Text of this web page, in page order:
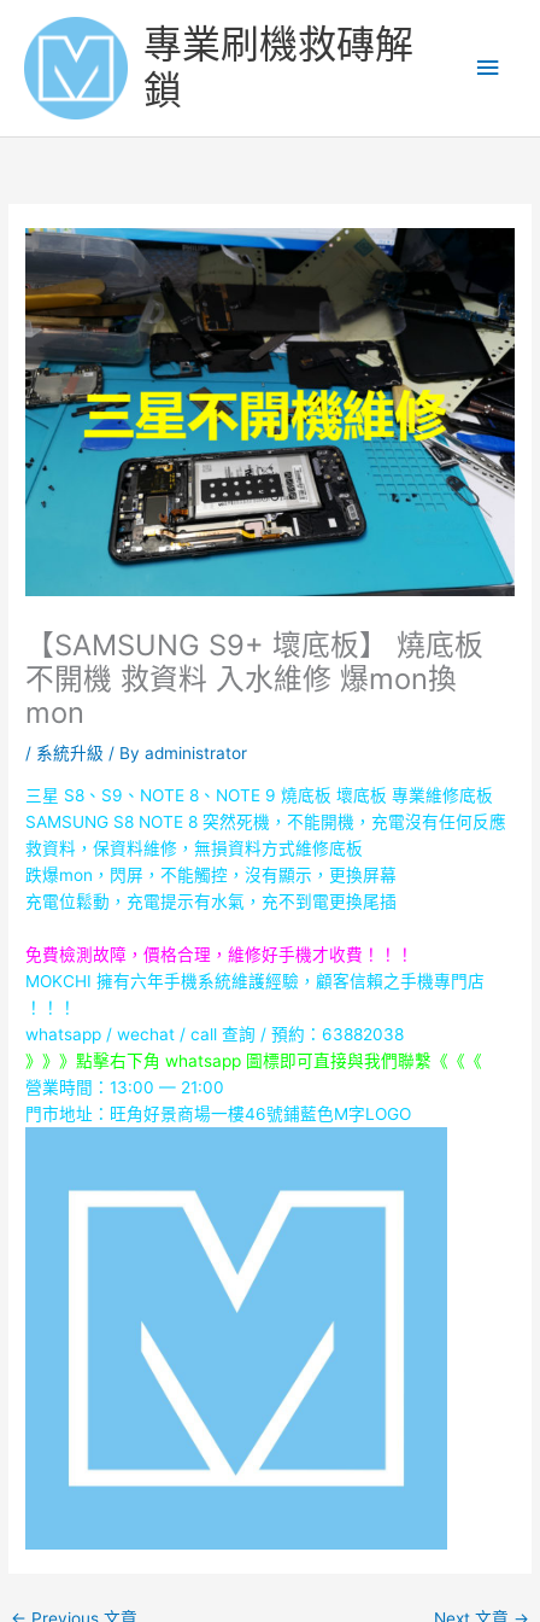
content
專業刷機救磚解
鎖
【SAMSUNG S9+ 壞底板】 燒底板
不開機 救資料 入水維修 爆mon換
mon
/ 系統升級 / Byadministrator
三星 S8、S9、NOTE 8、NOTE 9 燒底板 壞底板 專業維修底板
SAMSUNG S8 NOTE 8突然死機，不能開機，充電沒有任何反應
救資料，保資料維修，無損資料方式維修底板
跌爆mon，閃屏，不能觸控，沒有顯示，更換屏幕
充電位鬆動，充電提示有水氣， 充不到電更換尾插
免費檢測故障，價格合理，維修好手機才收費！！！
MOKCHI 擁有六年手機系統維護經驗，顧客信賴之手機專門店
！！！
whatsapp / wechat / call查詢 / 預約：63882038
》》》點擊右下角 whatsapp 圖標即可直接與我們聯繫《《《
營業時間：13:00 — 21:00
門市地址： 旺角好景商場一樓46號鋪藍色M字LOGO
← Previous 文章 Next 文章 →